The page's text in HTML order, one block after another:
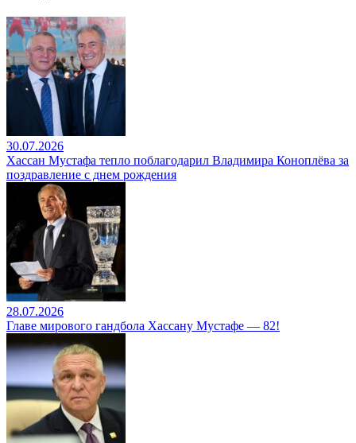
30.07.2026
Хассан Мустафа тепло поблагодарил Владимира Коноплёва за
поздравление с днем рождения
28.07.2026
Главе мирового гандбола Хассану Мустафе — 82!